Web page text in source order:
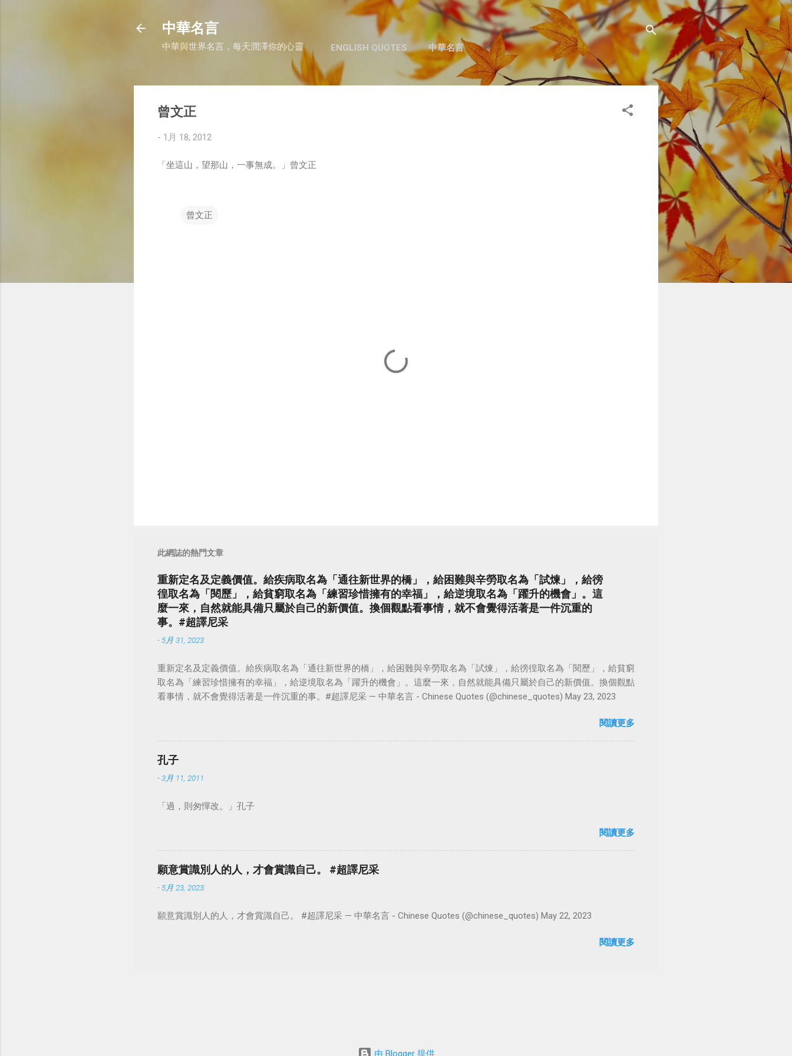
跳至主要內容
中華名言
中華與世界名言，每天潤澤你的心靈 ENGLISH QUOTES 中華名言
曾文正
- 1月 18, 2012
「坐這山，望那山，一事無成。」曾文正
曾文正
此網誌的熱門文章
重新定名及定義價值。給疾病取名為「通往新世界的橋」，給困難與辛勞取名為「試煉」，給徬
徨取名為「閱歷」，給貧窮取名為「練習珍惜擁有的幸福」，給逆境取名為「躍升的機會」。這
麼一來，自然就能具備只屬於自己的新價值。換個觀點看事情，就不會覺得活著是一件沉重的
事。#超譯尼采
- 5月 31, 2023
重新定名及定義價值。給疾病取名為「通往新世界的橋」，給困難與辛勞取名為「試煉」，給徬徨取名為「閱歷」，給貧窮
取名為「練習珍惜擁有的幸福」，給逆境取名為「躍升的機會」。這麼一來，自然就能具備只屬於自己的新價值。換個觀點
看事情，就不會覺得活著是一件沉重的事。#超譯尼采 — 中華名言 - Chinese Quotes (@chinese_quotes) May 23, 2023
閱讀更多
孔子
-3月 11, 2011
「過，則匆憚改。」孔子
閱讀更多
願意賞識別人的人，才會賞識自己。 #超譯尼采
- 5月 23, 2023
願意賞識別人的人，才會賞識自己。 #超譯尼采 — 中華名言 - Chinese Quotes (@chinese_quotes) May 22, 2023
閱讀更多
由 Blogger 提供